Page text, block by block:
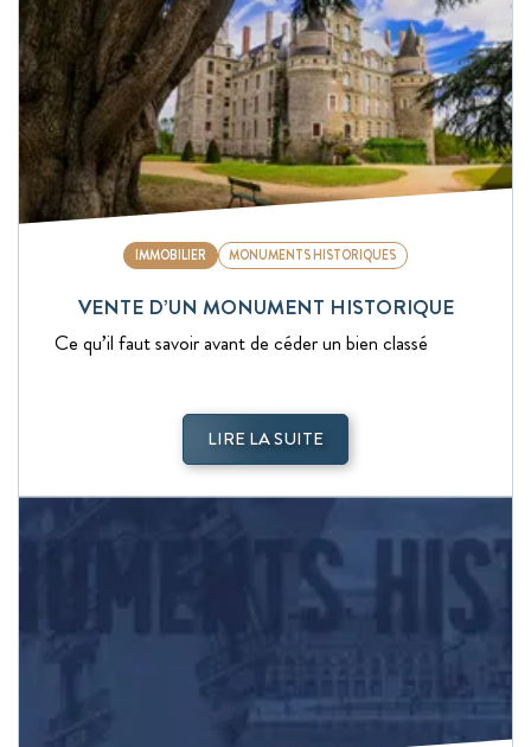
IMMOBILIER MONUMENTS HISTORIQUES
VENTE D’UN MONUMENT HISTORIQUE
Ce qu’il faut savoir avant de céder un bien classé
LIRE LA SUITE